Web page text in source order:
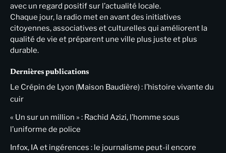
avec un regard positif sur l’actualité locale.
Chaque jour, la radio met en avant des initiatives
citoyennes, associatives et culturelles qui améliorent la
qualité de vie et préparent une ville plus juste et plus
durable.
Dernières publications
Le Crépin de Lyon (Maison Baudière) : l’histoire vivante du
cuir
« Un sur un million » : Rachid Azizi, l’homme sous
l’uniforme de police
Infox, IA et ingérences : le journalisme peut-il encore